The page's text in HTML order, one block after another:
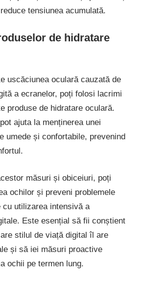
tensiunea acumulată.
de hidratare
uscăciunea oculară cauzată de
a ecranelor, poți folosi lacrimi
produse de hidratare oculară.
ajuta la menținerea unei
umede și confortabile, prevenind
măsuri și obiceiuri, poți
ochilor și preveni problemele
cu utilizarea intensivă a
Este esențial să fii conștient
stilul de viață digital îl are
și să iei măsuri proactive
ochii pe termen lung.